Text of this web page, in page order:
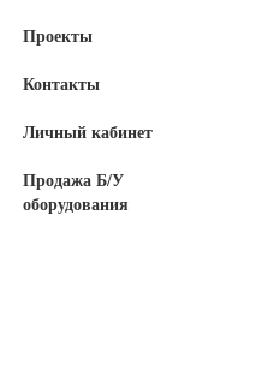
Проекты
Контакты
Личный кабинет
Продажа Б/У
оборудования